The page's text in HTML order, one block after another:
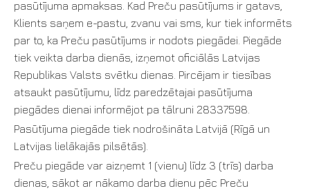
pasūtījuma apmaksas. Kad Preču pasūtījums ir gatavs,
Klients saņem e-pastu, zvanu vai sms, kur tiek informēts
par to, ka Preču pasūtījums ir nodots piegādei. Piegāde
tiek veikta darba dienās, izņemot oficiālās Latvijas
Republikas Valsts svētku dienas. Pircējam ir tiesības
atsaukt pasūtījumu, līdz paredzētajai pasūtījuma
piegādes dienai informējot pa tālruni 28337598.
Pasūtījuma piegāde tiek nodrošināta Latvijā (Rīgā un
Latvijas lielākajās pilsētās).
Preču piegāde var aizņemt 1 (vienu) līdz 3 (trīs) darba
dienas, sākot ar nākamo darba dienu pēc Preču